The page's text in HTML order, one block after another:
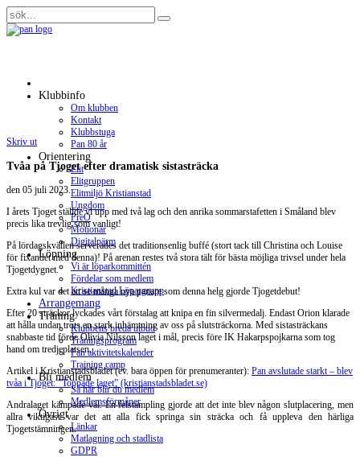
Klubbinfo
Om klubben
Kontakt
Klubbstuga
Pan 80 år
Orientering
Elit
Elitgruppen
Elitmiljö Kristianstad
Ungdom
PreO
Motionär
Digitalpärm
Löpning
Vi är löparkommittén
Fördelar som medlem
Kristianstad Löpargrupp
Arrangemang
Träning
Klubbens breda utbud
Träningsprogram
Pan aktivitetskalender
Training camp
Bli medlem
Så här blir du medlem
Medlemsförmåner
Övrigt
Länkar
Matlagning och stadlista
GDPR
Skriv ut
Tvåa på Tjoget efter dramatisk sistasträcka
den 05 juli 2023.
I årets Tjoget ställde vi upp med två lag och den anrika sommarstafetten i Småland blev
precis lika trevlig som vanligt!
På lördagskvällen serverades det traditionsenlig buffé (stort tack till Christina och Louise
för fixandet med denna)! På arenan restes två stora tält för bästa möjliga trivsel under hela
Tjogetdygnet.
Extra kul var det att se många nya panare som denna helg gjorde Tjogetdebut!
Efter 20 sträckor lyckades vårt förstalag att knipa en fin silvermedalj. Endast Orion klarade
att hålla undan trots en stark inhämtning av oss på slutsträckorna. Med sistasträckans
snabbaste tid förde Olivia Nilsson laget i mål, precis före IK Hakarpspojkarna som tog
hand om tredjeplatsen.
Artikel i Kristianstadsbladet (ev. bara öppen för prenumeranter): Pan avslutade starkt – blev
tvåa i Tjoget: ”Toppade laget” (kristianstadsbladet.se)
Andralaget kämpade väl. En felstämpling gjorde att det inte blev någon slutplacering, men
allra viktigast var det att alla fick springa sin sträcka och få uppleva den härliga
Tjogetstämningen.